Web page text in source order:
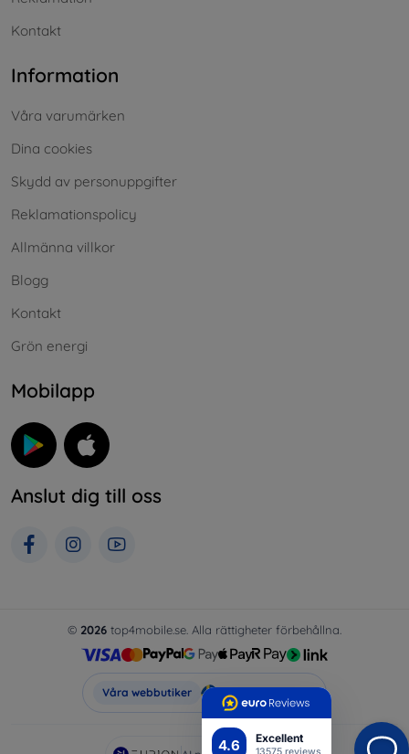
4.6 Excellent
Kontakt
Information
Våra varumärken
Dina cookies
Skydd av personuppgifter
Reklamationspolicy
Allmänna villkor
Blogg
Kontakt
Grön energi
Mobilapp
Anslut dig till oss
© 2026 top4mobile.se. Alla rättigheter förbehållna.
Våra webbutiker Top4Mobile.se